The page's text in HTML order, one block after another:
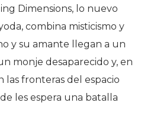
Dimensions, lo nuevo
combina misticismo y
y su amante llegan a un
monje desaparecido y, en
las fronteras del espacio
les espera una batalla